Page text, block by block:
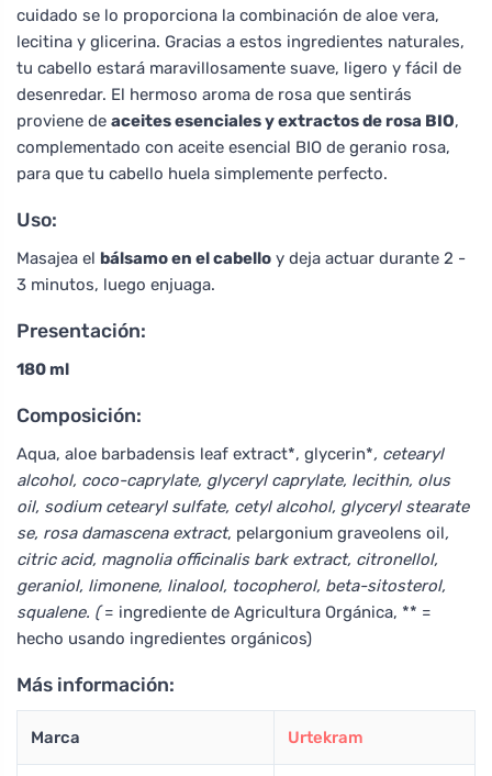
cuidado se lo proporciona la combinación de aloe vera,
lecitina y glicerina. Gracias a estos ingredientes naturales,
tu cabello estará maravillosamente suave, ligero y fácil de
desenredar. El hermoso aroma de rosa que sentirás
proviene de aceites esenciales y extractos de rosa BIO,
complementado con aceite esencial BIO de geranio rosa,
para que tu cabello huela simplemente perfecto.
Uso:
Masajea el bálsamo en el cabello y deja actuar durante 2 -
3 minutos, luego enjuaga.
Presentación:
180 ml
Composición:
Aqua, aloe barbadensis leaf extract*, glycerin*, cetearyl
alcohol, coco-caprylate, glyceryl caprylate, lecithin, olus
oil, sodium cetearyl sulfate, cetyl alcohol, glyceryl stearate
se, rosa damascena extract, pelargonium graveolens oil,
citric acid, magnolia officinalis bark extract, citronellol,
geraniol, limonene, linalool, tocopherol, beta-sitosterol,
squalene. (= ingrediente de Agricultura Orgánica, ** =
hecho usando ingredientes orgánicos)
Más información:
Marca Urtekram